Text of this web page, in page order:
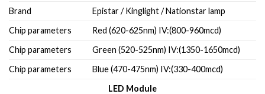
Brand
Epistar / Kinglight / Nationstar lamp
Chip parameters
Red (620-625nm) IV:(800-960mcd)
Chip parameters
Green (520-525nm) IV:(1350-1650mcd)
Chip parameters
Blue (470-475nm) IV:(330-400mcd)
LED Module